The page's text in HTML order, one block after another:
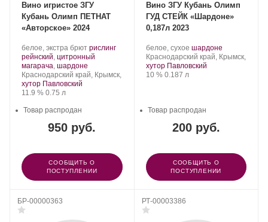
Вино игристое ЗГУ
Кубань Олимп ПЕТНАТ
«Авторское» 2024
Производитель:
Olymp
Winery.
белое, экстра брют .
Сорт
рислинг
рейнский, цитронный
магарача, шардоне
Регион:
Краснодарский край, Крымск,
хутор Павловский
Крепость
11.9 %. Объем
0.75 л
950 руб.
Товар распродан
СООБЩИТЬ О
ПОСТУПЛЕНИИ
Вино ЗГУ Кубань Олимп
ГУД СТЕЙК «Шардоне»
0,187л 2023
Производитель:
Olymp
Winery.
белое, сухое .
Сорт
винограда:
шардоне.
Регион:
Краснодарский край, Крымск,
хутор Павловский
Крепость
10 %. Объем
0.187 л
200 руб.
Товар распродан
СООБЩИТЬ О
ПОСТУПЛЕНИИ
БР-00000363 РТ-00003386